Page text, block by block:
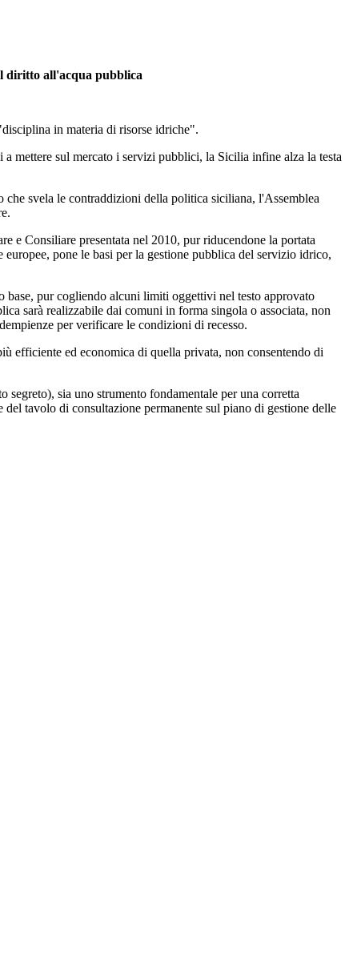
diritto all'acqua pubblica
in materia di risorse idriche".
mettere sul mercato i servizi pubblici, la Sicilia infine alza la testa
svela le contraddizioni della politica siciliana, l'Assemblea
e Consiliare presentata nel 2010, pur riducendone la portata
pone le basi per la gestione pubblica del servizio idrico,
base, pur cogliendo alcuni limiti oggettivi nel testo approvato
sarà realizzabile dai comuni in forma singola o associata, non
per verificare le condizioni di recesso.
efficiente ed economica di quella privata, non consentendo di
sia uno strumento fondamentale per una corretta
tavolo di consultazione permanente sul piano di gestione delle